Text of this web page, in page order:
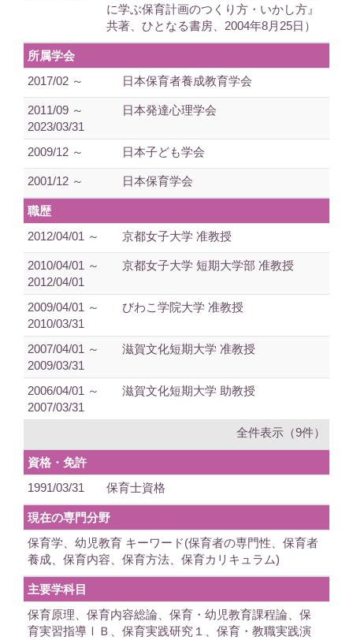
に学ぶ保育計画のつくり方・いかし方』
共著、ひとなる書房、2004年8月25日）
所属学会
2017/02 ～
日本保育者養成教育学会
2011/09 ～
2023/03/31
日本発達心理学会
2009/12 ～ 日本子ども学会
2001/12 ～ 日本保育学会
職歴
2012/04/01 ～
京都女子大学 准教授
2010/04/01 ～
2012/04/01
京都女子大学 短期大学部 准教授
2009/04/01 ～
2010/03/31
びわこ学院大学 准教授
2007/04/01 ～
2009/03/31
滋賀文化短期大学 准教授
2006/04/01 ～
2007/03/31
滋賀文化短期大学 助教授
全件表示（9件）
資格・免許
1991/03/31
保育士資格
現在の専門分野
保育学、幼児教育 キーワード(保育者の専門性、保育者
養成、保育内容、保育方法、保育カリキュラム)
主要学科目
保育原理、保育内容総論、保育・幼児教育課程論、保
育実習指導ⅠＢ、保育実践研究１、保育・教職実践演